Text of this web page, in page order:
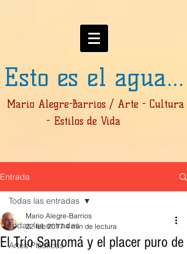
Esto es el agua...
Mario Alegre-Barrios / Arte - Cultura
- Estilos de Vida
Entrada
Todas las entradas
Artes Plásticas
Todas las entradas
El Trío Sanromá y el placer puro de
Mario Alegre-Barrios
22 feb 2017 4 min de lectura